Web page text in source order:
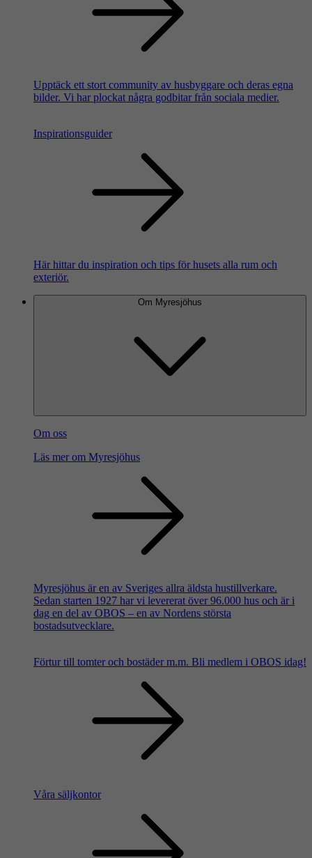
Upptäck ett stort community av husbyggare och deras egna
bilder. Vi har plockat några godbitar från sociala medier.
Inspirationsguider
Här hittar du inspiration och tips för husets alla rum och
exteriör.
Om Myresjöhus
Om oss
Läs mer om Myresjöhus
Myresjöhus är en av Sveriges allra äldsta hustillverkare.
Sedan starten 1927 har vi levererat över 96.000 hus och är i
dag en del av OBOS – en av Nordens största
bostadsutvecklare.
Förtur till tomter och bostäder m.m. Bli medlem i OBOS idag!
Våra säljkontor